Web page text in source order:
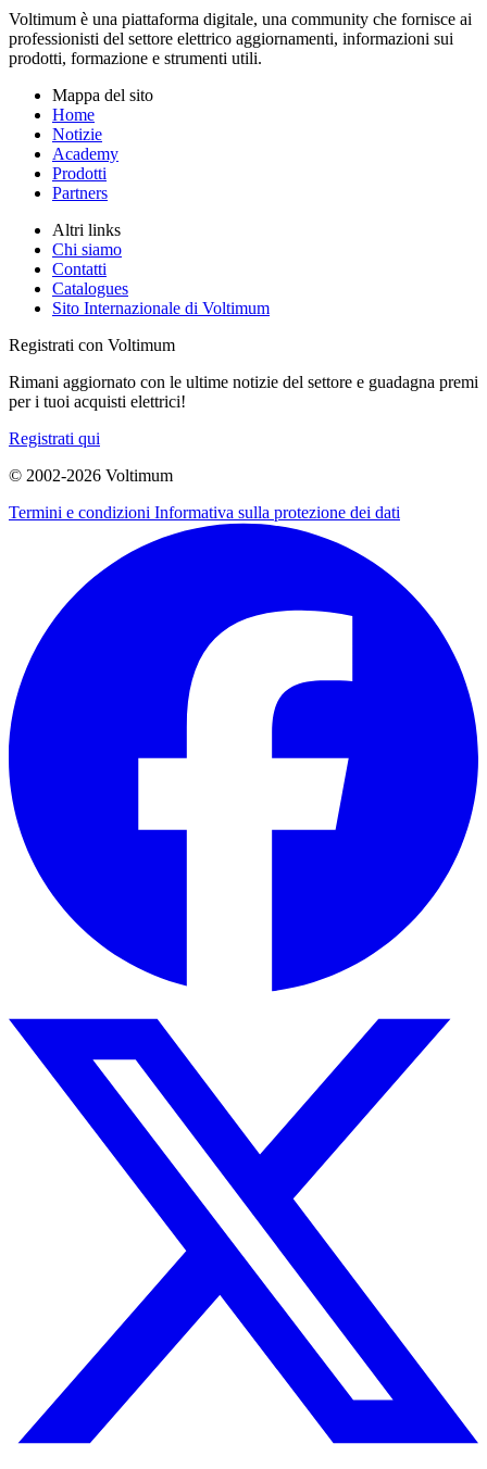
Voltimum è una piattaforma digitale, una community che fornisce ai
professionisti del settore elettrico aggiornamenti, informazioni sui
prodotti, formazione e strumenti utili.
Mappa del sito
Home
Notizie
Academy
Prodotti
Partners
Altri links
Chi siamo
Contatti
Catalogues
Sito Internazionale di Voltimum
Registrati con Voltimum
Rimani aggiornato con le ultime notizie del settore e guadagna premi
per i tuoi acquisti elettrici!
Registrati qui
© 2002-2026 Voltimum
Termini e condizioni Informativa sulla protezione dei dati